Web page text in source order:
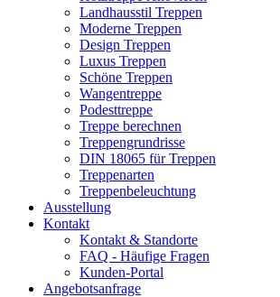
Landhausstil Treppen
Moderne Treppen
Design Treppen
Luxus Treppen
Schöne Treppen
Wangentreppe
Podesttreppe
Treppe berechnen
Treppengrundrisse
DIN 18065 für Treppen
Treppenarten
Treppenbeleuchtung
Ausstellung
Kontakt
Kontakt & Standorte
FAQ - Häufige Fragen
Kunden-Portal
Angebotsanfrage